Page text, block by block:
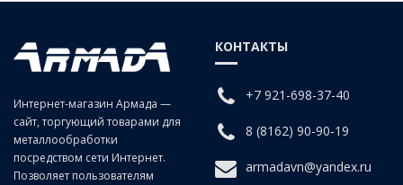
Нарезание и калибрование метрической внутренней резьбы в
заготовках изделиях из чугунов, сталей средней и низкой
твердости, цветных сплавов.
Для сквозных отверстий.
Интернет-магазин Армада —
сайт, торгующий товарами для
металлообработки
посредством сети Интернет.
Позволяет пользователям
КОНТАКТЫ
+7 921-698-37-40
8 (8162) 90-90-19
armadavn@yandex.ru